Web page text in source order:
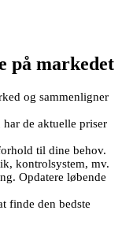
på markedet
og sammenligner
de aktuelle priser
til dine behov.
kontrolsystem, mv.
Opdatere løbende
finde den bedste